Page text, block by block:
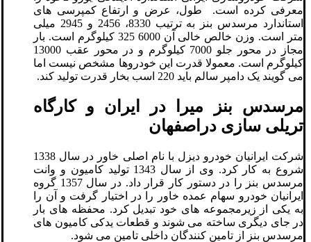
معرفی کرده است. طول، عرض و ارتفاع کمپرسی های
استاندارد مرسدس بنز به ترتیب 8330، 2456 و 2945 میلی
متر است. وزن خالص خالی آن 6000 325 کیلوگرم است. بار
مجاز در محور جلو 7000 کیلوگرم و در محور عقب 13000
کیلوگرم است. معمولا قدرت این خودروها مشخص نیست اما
می گویند یک دامپر سالم باید 220 اسب بخار قدرت تولید کند.
مرسدس بنز میرا در ایران و کارگاه
تریلی سازی دراصفهان
شرکت ایرانیان خودرو دیزل با نام اصلی خاور در سال 1338
شروع به کار کرد. وی از سال 1343 تولید کامیون و وانت
مرسدس بنز را در دستور کار قرار داد. در سال 1357 گروه
ایرانیان خودرو سهام عمده خاور را در اختیار گرفت و آن را
به یکی از زیرمجموعه های خود تبدیل کرد. محفظه های بار
در جای دیگری ساخته می شوند و قطعات یدکی کامیون های
مرسدس بنز از تامین کنندگان داخلی تامین می شود.